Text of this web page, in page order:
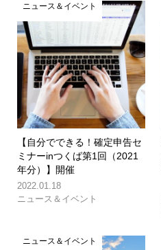
ニュース＆イベント
【自分でできる！確定申告セ
ミナーinつくば第1回（2021
年分）】開催
2022.01.18
ニュース＆イベント
ニュース＆イベント